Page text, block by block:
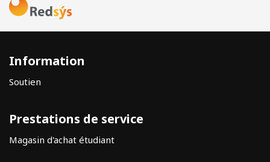
Information
Soutien
Prestations de service
Magasin d'achat étudiant